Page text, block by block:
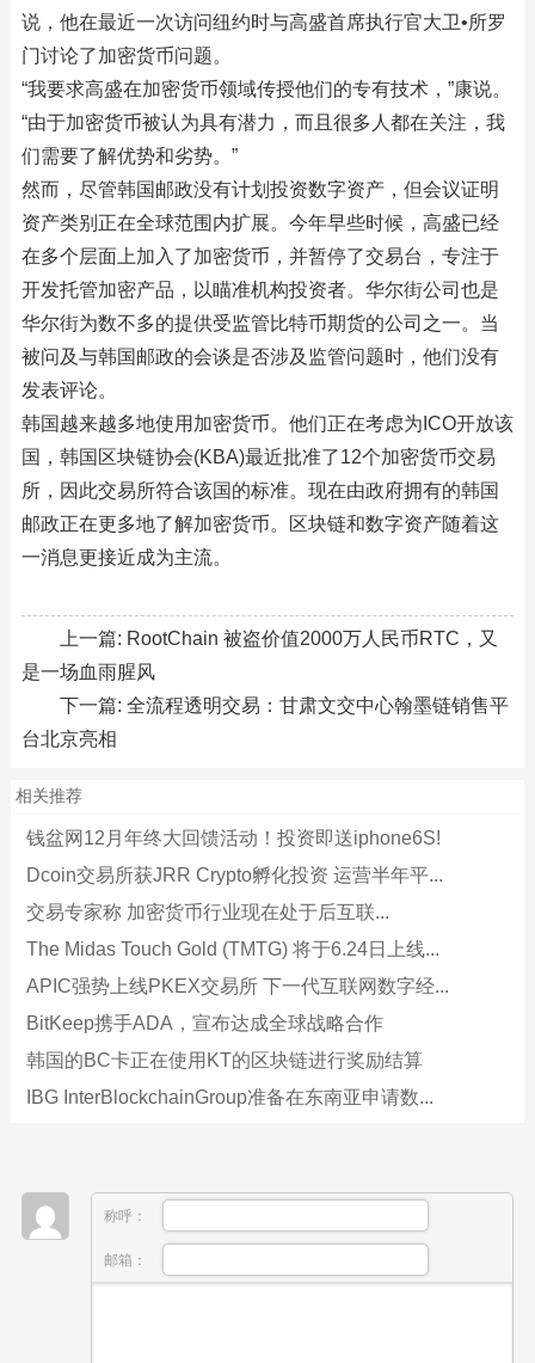
说，他在最近一次访问纽约时与高盛首席执行官大卫•所罗
门讨论了加密货币问题。
“我要求高盛在加密货币领域传授他们的专有技术，”康说。
“由于加密货币被认为具有潜力，而且很多人都在关注，我
们需要了解优势和劣势。”
然而，尽管韩国邮政没有计划投资数字资产，但会议证明
资产类别正在全球范围内扩展。今年早些时候，高盛已经
在多个层面上加入了加密货币，并暂停了交易台，专注于
开发托管加密产品，以瞄准机构投资者。华尔街公司也是
华尔街为数不多的提供受监管比特币期货的公司之一。当
被问及与韩国邮政的会谈是否涉及监管问题时，他们没有
发表评论。
韩国越来越多地使用加密货币。他们正在考虑为ICO开放该
国，韩国区块链协会(KBA)最近批准了12个加密货币交易
所，因此交易所符合该国的标准。现在由政府拥有的韩国
邮政正在更多地了解加密货币。区块链和数字资产随着这
一消息更接近成为主流。
上一篇: RootChain 被盗价值2000万人民币RTC，又
是一场血雨腥风
下一篇: 全流程透明交易：甘肃文交中心翰墨链销售平
台北京亮相
相关推荐
钱盆网12月年终大回馈活动！投资即送iphone6S!
Dcoin交易所获JRR Crypto孵化投资 运营半年平...
交易专家称 加密货币行业现在处于后互联...
The Midas Touch Gold (TMTG) 将于6.24日上线...
APIC强势上线PKEX交易所 下一代互联网数字经...
BitKeep携手ADA，宣布达成全球战略合作
韩国的BC卡正在使用KT的区块链进行奖励结算
IBG InterBlockchainGroup准备在东南亚申请数...
称呼：
邮箱：